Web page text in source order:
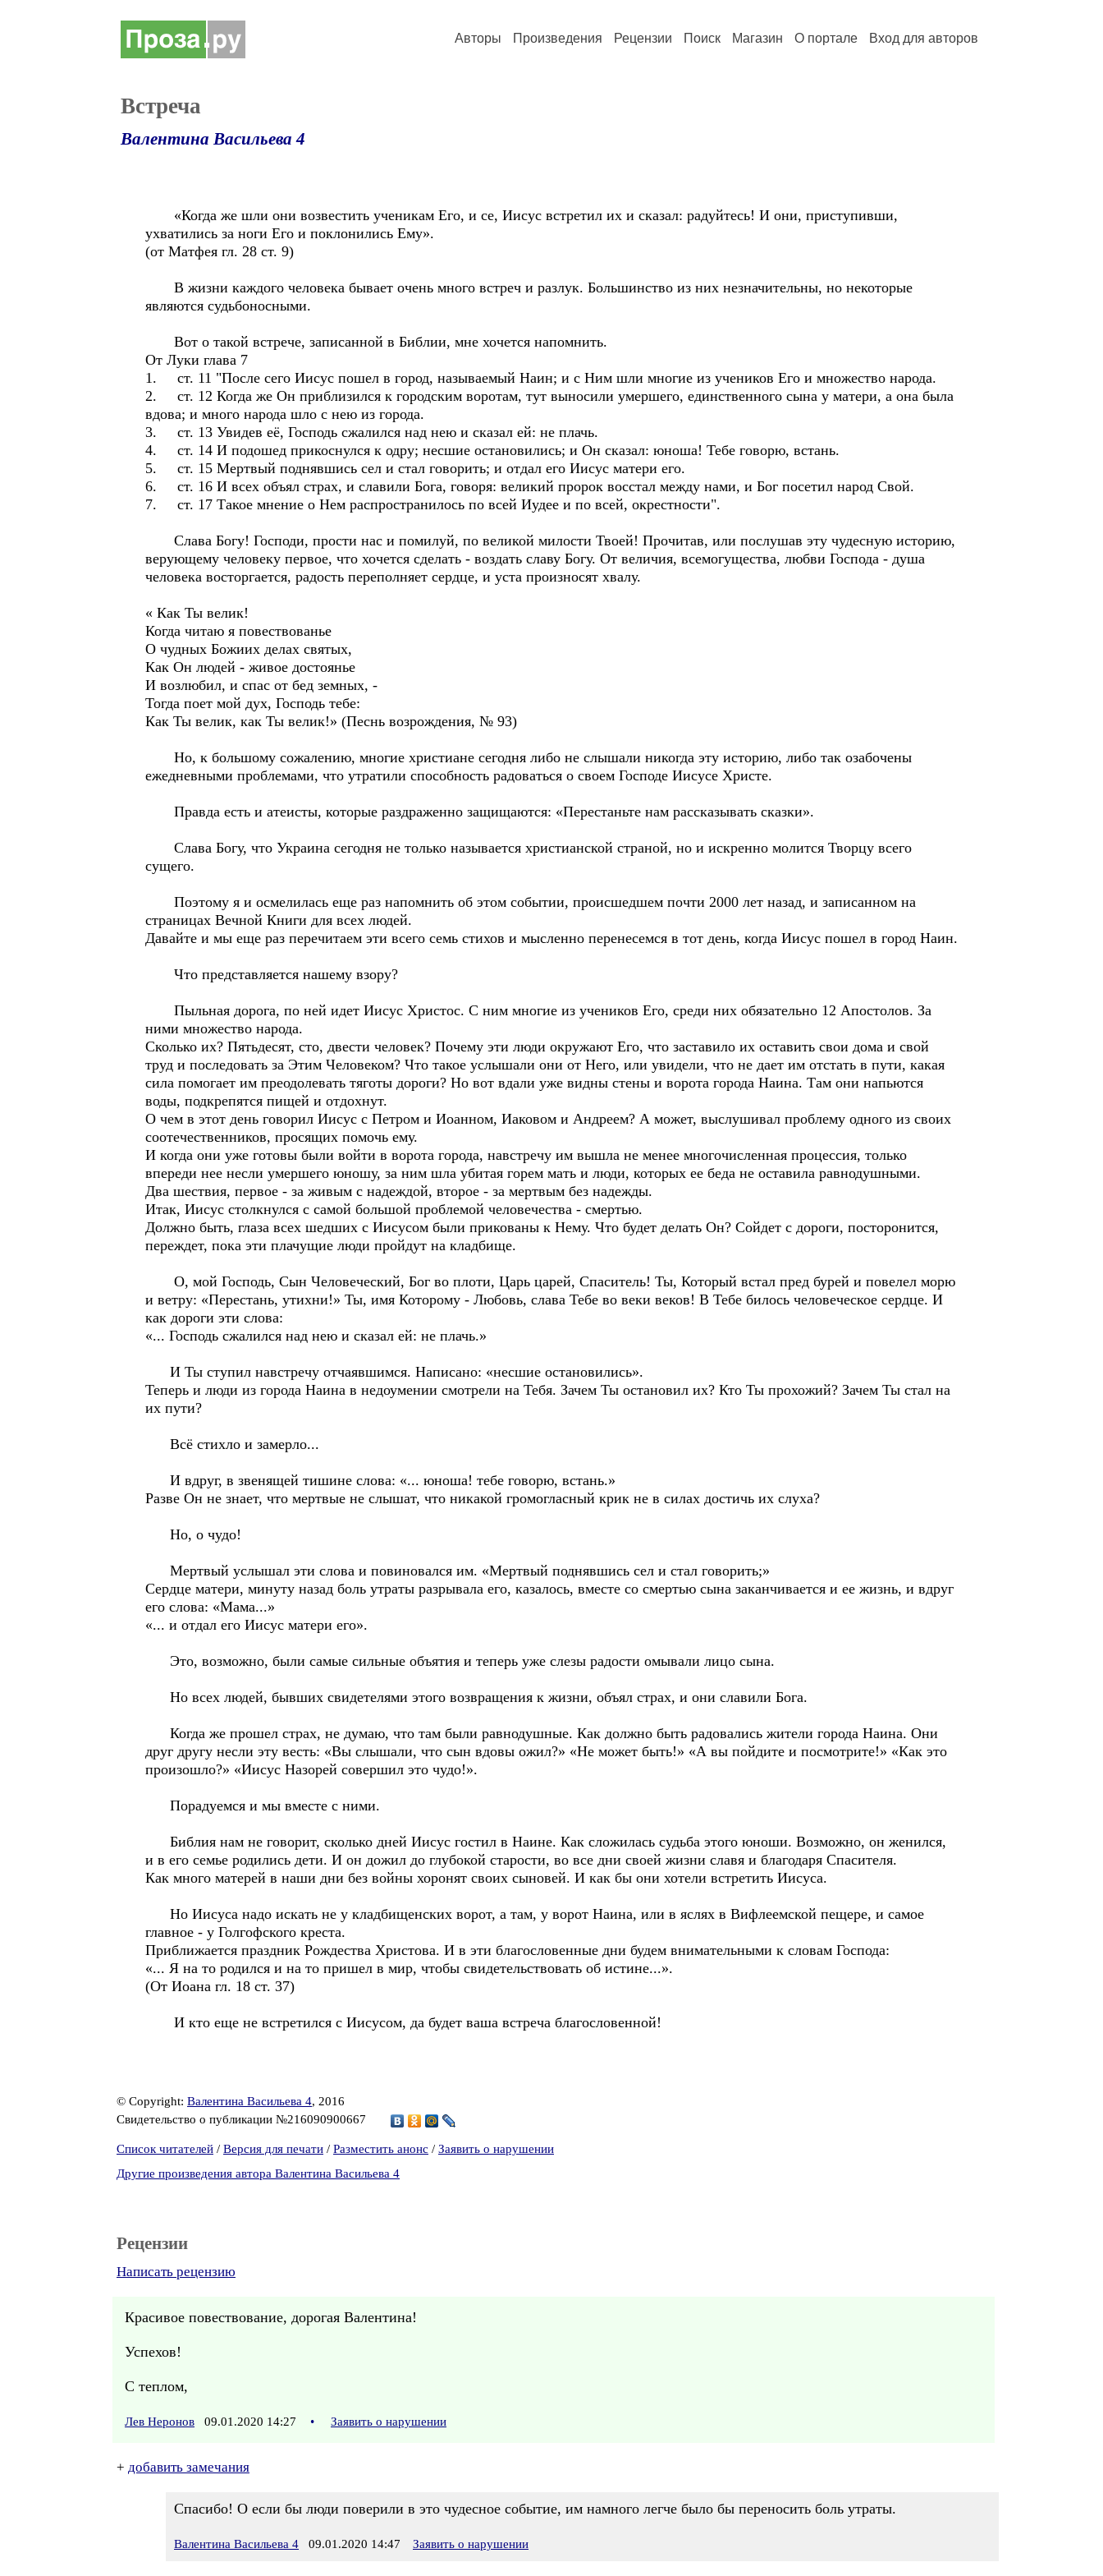
Авторы Произведения Рецензии Поиск Магазин О портале Вход для авторов
Встреча
Валентина Васильева 4
«Когда же шли они возвестить ученикам Его, и се, Иисус встретил их и сказал: радуйтесь! И они, приступивши,
ухватились за ноги Его и поклонились Ему».
(от Матфея гл. 28 ст. 9)
В жизни каждого человека бывает очень много встреч и разлук. Большинство из них незначительны, но некоторые
являются судьбоносными.
Вот о такой встрече, записанной в Библии, мне хочется напомнить.
От Луки глава 7
1. ст. 11 "После сего Иисус пошел в город, называемый Наин; и с Ним шли многие из учеников Его и множество народа.
2. ст. 12 Когда же Он приблизился к городским воротам, тут выносили умершего, единственного сына у матери, а она была
вдова; и много народа шло с нею из города.
3. ст. 13 Увидев её, Господь сжалился над нею и сказал ей: не плачь.
4. ст. 14 И подошед прикоснулся к одру; несшие остановились; и Он сказал: юноша! Тебе говорю, встань.
5. ст. 15 Мертвый поднявшись сел и стал говорить; и отдал его Иисус матери его.
6. ст. 16 И всех объял страх, и славили Бога, говоря: великий пророк восстал между нами, и Бог посетил народ Свой.
7. ст. 17 Такое мнение о Нем распространилось по всей Иудее и по всей, окрестности".
Слава Богу! Господи, прости нас и помилуй, по великой милости Твоей! Прочитав, или послушав эту чудесную историю,
верующему человеку первое, что хочется сделать - воздать славу Богу. От величия, всемогущества, любви Господа - душа
человека восторгается, радость переполняет сердце, и уста произносят хвалу.
« Как Ты велик!
Когда читаю я повествованье
О чудных Божиих делах святых,
Как Он людей - живое достоянье
И возлюбил, и спас от бед земных, -
Тогда поет мой дух, Господь тебе:
Как Ты велик, как Ты велик!» (Песнь возрождения, № 93)
Но, к большому сожалению, многие христиане сегодня либо не слышали никогда эту историю, либо так озабочены
ежедневными проблемами, что утратили способность радоваться о своем Господе Иисусе Христе.
Правда есть и атеисты, которые раздраженно защищаются: «Перестаньте нам рассказывать сказки».
Слава Богу, что Украина сегодня не только называется христианской страной, но и искренно молится Творцу всего
сущего.
Поэтому я и осмелилась еще раз напомнить об этом событии, происшедшем почти 2000 лет назад, и записанном на
страницах Вечной Книги для всех людей.
Давайте и мы еще раз перечитаем эти всего семь стихов и мысленно перенесемся в тот день, когда Иисус пошел в город Наин.
Что представляется нашему взору?
Пыльная дорога, по ней идет Иисус Христос. С ним многие из учеников Его, среди них обязательно 12 Апостолов. За
ними множество народа.
Сколько их? Пятьдесят, сто, двести человек? Почему эти люди окружают Его, что заставило их оставить свои дома и свой
труд и последовать за Этим Человеком? Что такое услышали они от Него, или увидели, что не дает им отстать в пути, какая
сила помогает им преодолевать тяготы дороги? Но вот вдали уже видны стены и ворота города Наина. Там они напьются
воды, подкрепятся пищей и отдохнут.
О чем в этот день говорил Иисус с Петром и Иоанном, Иаковом и Андреем? А может, выслушивал проблему одного из своих
соотечественников, просящих помочь ему.
И когда они уже готовы были войти в ворота города, навстречу им вышла не менее многочисленная процессия, только
впереди нее несли умершего юношу, за ним шла убитая горем мать и люди, которых ее беда не оставила равнодушными.
Два шествия, первое - за живым с надеждой, второе - за мертвым без надежды.
Итак, Иисус столкнулся с самой большой проблемой человечества - смертью.
Должно быть, глаза всех шедших с Иисусом были прикованы к Нему. Что будет делать Он? Сойдет с дороги, посторонится,
переждет, пока эти плачущие люди пройдут на кладбище.
О, мой Господь, Сын Человеческий, Бог во плоти, Царь царей, Спаситель! Ты, Который встал пред бурей и повелел морю
и ветру: «Перестань, утихни!» Ты, имя Которому - Любовь, слава Тебе во веки веков! В Тебе билось человеческое сердце. И
как дороги эти слова:
«... Господь сжалился над нею и сказал ей: не плачь.»
И Ты ступил навстречу отчаявшимся. Написано: «несшие остановились».
Теперь и люди из города Наина в недоумении смотрели на Тебя. Зачем Ты остановил их? Кто Ты прохожий? Зачем Ты стал на
их пути?
Всё стихло и замерло...
И вдруг, в звенящей тишине слова: «... юноша! тебе говорю, встань.»
Разве Он не знает, что мертвые не слышат, что никакой громогласный крик не в силах достичь их слуха?
Но, о чудо!
Мертвый услышал эти слова и повиновался им. «Мертвый поднявшись сел и стал говорить;»
Сердце матери, минуту назад боль утраты разрывала его, казалось, вместе со смертью сына заканчивается и ее жизнь, и вдруг
его слова: «Мама...»
«... и отдал его Иисус матери его».
Это, возможно, были самые сильные объятия и теперь уже слезы радости омывали лицо сына.
Но всех людей, бывших свидетелями этого возвращения к жизни, объял страх, и они славили Бога.
Когда же прошел страх, не думаю, что там были равнодушные. Как должно быть радовались жители города Наина. Они
друг другу несли эту весть: «Вы слышали, что сын вдовы ожил?» «Не может быть!» «А вы пойдите и посмотрите!» «Как это
произошло?» «Иисус Назорей совершил это чудо!».
Порадуемся и мы вместе с ними.
Библия нам не говорит, сколько дней Иисус гостил в Наине. Как сложилась судьба этого юноши. Возможно, он женился,
и в его семье родились дети. И он дожил до глубокой старости, во все дни своей жизни славя и благодаря Спасителя.
Как много матерей в наши дни без войны хоронят своих сыновей. И как бы они хотели встретить Иисуса.
Но Иисуса надо искать не у кладбищенских ворот, а там, у ворот Наина, или в яслях в Вифлеемской пещере, и самое
главное - у Голгофского креста.
Приближается праздник Рождества Христова. И в эти благословенные дни будем внимательными к словам Господа:
«... Я на то родился и на то пришел в мир, чтобы свидетельствовать об истине...».
(От Иоана гл. 18 ст. 37)
И кто еще не встретился с Иисусом, да будет ваша встреча благословенной!
© Copyright: Валентина Васильева 4, 2016
Свидетельство о публикации №216090900667
Список читателей / Версия для печати / Разместить анонс / Заявить о нарушении
Другие произведения автора Валентина Васильева 4
Рецензии
Написать рецензию
Красивое повествование, дорогая Валентина!
Успехов!
С теплом,
Лев Неронов 09.01.2020 14:27 • Заявить о нарушении
+ добавить замечания
Спасибо! О если бы люди поверили в это чудесное событие, им намного легче было бы переносить боль утраты.
Валентина Васильева 4 09.01.2020 14:47 Заявить о нарушении